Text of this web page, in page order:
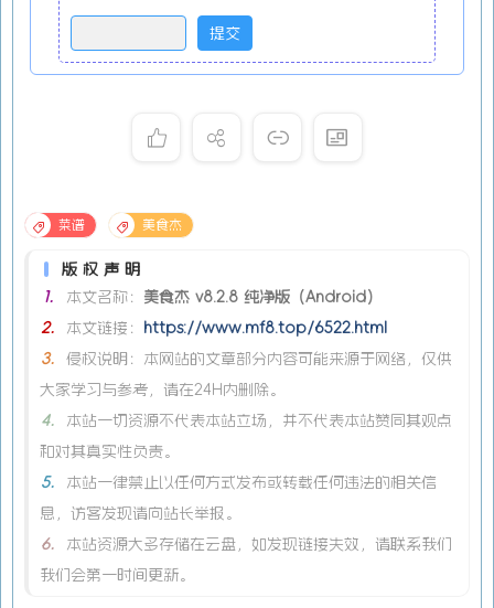
菜谱 美食杰
版权声明
1.
本文名称： 美食杰 v8.2.8 纯净版（Android）
2.
本文链接：
https://www.mf8.top/6522.html
3.
侵权说明：本网站的文章部分内容可能来源于网络，仅供
大家学习与参考，请在24H内删除。
4.
本站一切资源不代表本站立场，并不代表本站赞同其观点
和对其真实性负责。
5.
本站一律禁止以任何方式发布或转载任何违法的相关信
息，访客发现请向站长举报。
6.
本站资源大多存储在云盘，如发现链接失效，请联系我们
我们会第一时间更新。